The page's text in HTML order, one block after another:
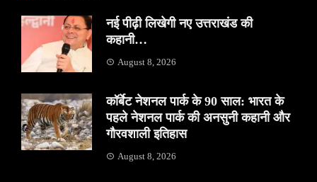
नई पीढ़ी लिखेगी नए उत्तराखंड की
कहानी…
August 8, 2026
कॉर्बेट नेशनल पार्क के 90 साल: भारत के
पहले नेशनल पार्क की अनसुनी कहानी और
गौरवशाली इतिहास
August 8, 2026